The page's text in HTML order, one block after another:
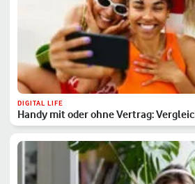
DIGITAL LIFE
Handy mit oder ohne Vertrag: